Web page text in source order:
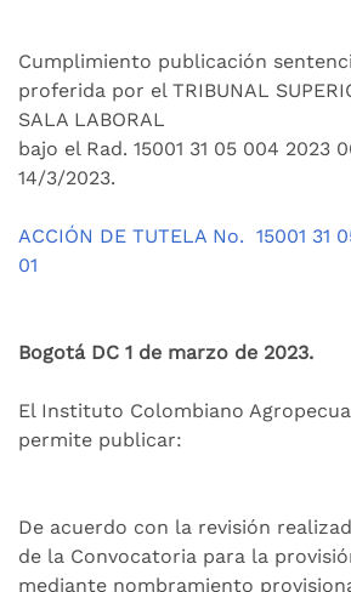
Cumplimiento publicación
proferida por el TRIBUNAL
SALA LABORAL
bajo el Rad. 15001 31 05 004 2023
14/3/2023.
ACCIÓN DE TUTELA No. 15001 31
01
Bogotá DC 1 de marzo de 2023.
El Instituto Colombiano
permite publicar:
De acuerdo con la revisión
de la Convocatoria para la
mediante nombramiento